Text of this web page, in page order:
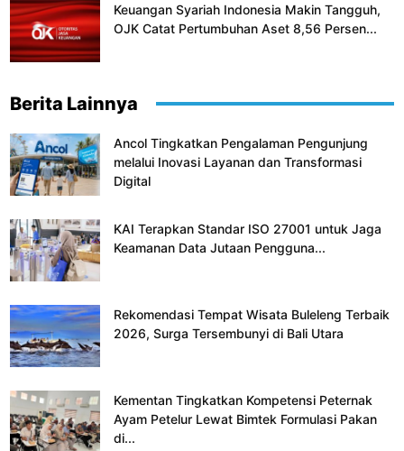
Keuangan Syariah Indonesia Makin Tangguh,
OJK Catat Pertumbuhan Aset 8,56 Persen...
Berita Lainnya
Ancol Tingkatkan Pengalaman Pengunjung
melalui Inovasi Layanan dan Transformasi
Digital
KAI Terapkan Standar ISO 27001 untuk Jaga
Keamanan Data Jutaan Pengguna...
Rekomendasi Tempat Wisata Buleleng Terbaik
2026, Surga Tersembunyi di Bali Utara
Kementan Tingkatkan Kompetensi Peternak
Ayam Petelur Lewat Bimtek Formulasi Pakan
di...